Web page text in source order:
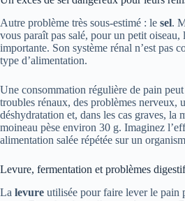
Autre problème très sous-estimé : le sel.
vous paraît pas salé, pour un petit oiseau,
importante. Son système rénal n’est pas
type d’alimentation.
Une consommation régulière de pain
troubles rénaux, des problèmes nerveux,
déshydratation et, dans les cas graves, la
moineau pèse environ 30 g. Imaginez
alimentation salée répétée sur un
Levure, fermentation et problèmes
La levure utilisée pour faire lever le pain